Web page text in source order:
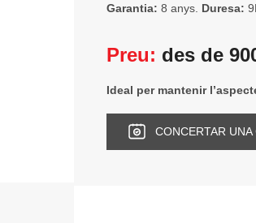
Garantia: 8 anys. Duresa:
Preu: des de
Ideal per mantenir
CONCERTAR UNA